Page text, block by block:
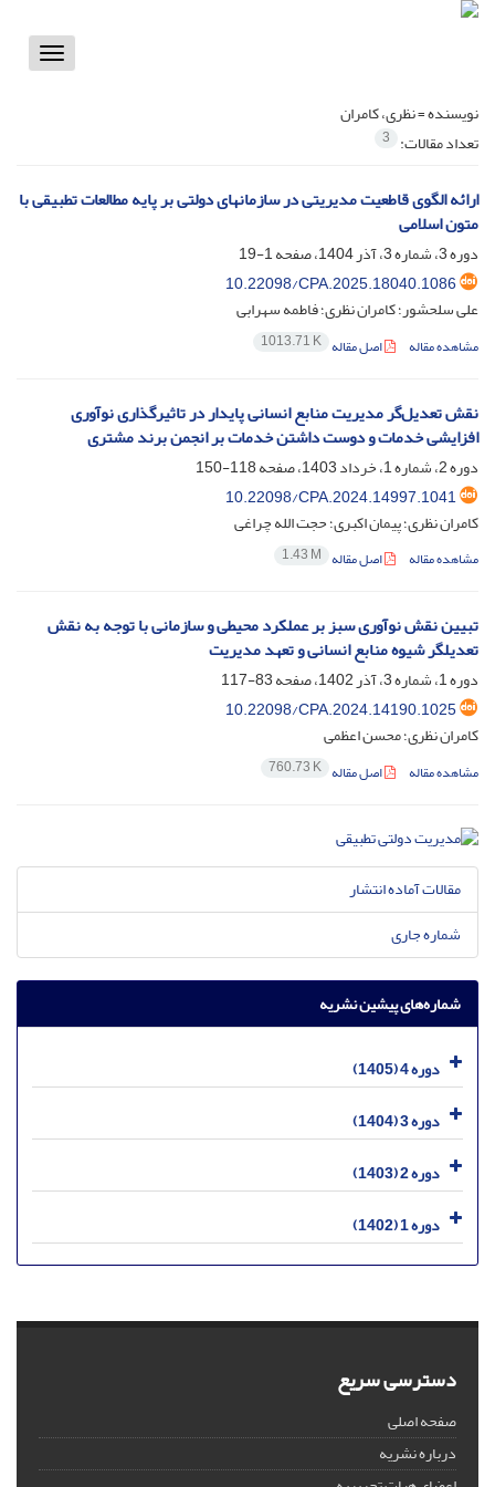
Toggle
نویسنده =نظری، کامران
تعداد مقالات: 3
ارائه الگوی قاطعیت مدیریتی در سازمانهای دولتی بر پایه مطالعات تطبیقی با
متون اسلامی
دوره 3، شماره 3، آذر 1404، صفحه
1-19
10.22098/CPA.2025.18040.1086
علی سلحشور؛ کامران نظری؛ فاطمه سهرابی
مشاهده مقاله اصل مقاله 1013.71 K
نقش تعدیل‌گر مدیریت منابع انسانی پایدار در تاثیرگذاری نوآوری
افزایشی خدمات و دوست داشتن خدمات بر انجمن برند مشتری
دوره 2، شماره 1، خرداد 1403، صفحه
118-150
10.22098/CPA.2024.14997.1041
کامران نظری؛ پیمان اکبری؛ حجت الله چراغی
مشاهده مقاله اصل مقاله 1.43 M
تبیین نقش نوآوری سبز بر عملکرد محیطی و سازمانی با توجه به نقش
تعدیلگر شیوه منابع انسانی و تعهد مدیریت
دوره 1، شماره 3، آذر 1402، صفحه
83-117
10.22098/CPA.2024.14190.1025
کامران نظری؛ محسن اعظمی
مشاهده مقاله اصل مقاله 760.73 K
مقالات آماده انتشار
شماره جاری
شماره‌های پیشین نشریه
دوره 4 (1405)
دوره 3 (1404)
دوره 2 (1403)
دوره 1 (1402)
دسترسی سریع
صفحه اصلی
درباره نشریه